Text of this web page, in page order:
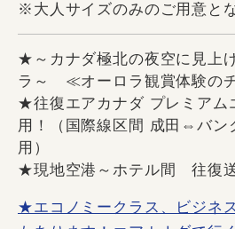
※大人サイズのみのご用意と
★～カナダ極北の夜空に見上
ラ～ ≪オーロラ観賞体験の
★往復エアカナダ プレミアム
用！（国際線区間 成田⇔バン
用）
★現地空港～ホテル間 往復送
★エコノミークラス、ビジネ